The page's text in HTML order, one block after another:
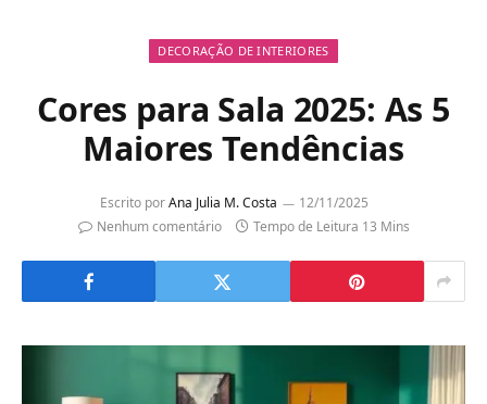
DECORAÇÃO DE INTERIORES
Cores para Sala 2025: As 5
Maiores Tendências
Escrito por Ana Julia M. Costa
12/11/2025
Nenhum comentário
Tempo de Leitura 13 Mins